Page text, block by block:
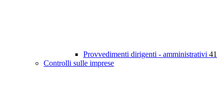
Provvedimenti dirigenti - amministrativi 41
Controlli sulle imprese